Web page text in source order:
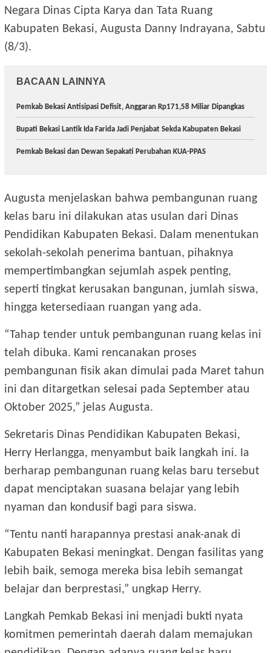
Negara Dinas Cipta Karya dan Tata Ruang
Kabupaten Bekasi, Augusta Danny Indrayana, Sabtu
(8/3).
BACAAN LAINNYA
Pemkab Bekasi Antisipasi Defisit, Anggaran Rp171,58 Miliar Dipangkas
Bupati Bekasi Lantik Ida Farida Jadi Penjabat Sekda Kabupaten Bekasi
Pemkab Bekasi dan Dewan Sepakati Perubahan KUA-PPAS
Augusta menjelaskan bahwa pembangunan ruang
kelas baru ini dilakukan atas usulan dari Dinas
Pendidikan Kabupaten Bekasi. Dalam menentukan
sekolah-sekolah penerima bantuan, pihaknya
mempertimbangkan sejumlah aspek penting,
seperti tingkat kerusakan bangunan, jumlah siswa,
hingga ketersediaan ruangan yang ada.
“Tahap tender untuk pembangunan ruang kelas ini
telah dibuka. Kami rencanakan proses
pembangunan fisik akan dimulai pada Maret tahun
ini dan ditargetkan selesai pada September atau
Oktober 2025,” jelas Augusta.
Sekretaris Dinas Pendidikan Kabupaten Bekasi,
Herry Herlangga, menyambut baik langkah ini. Ia
berharap pembangunan ruang kelas baru tersebut
dapat menciptakan suasana belajar yang lebih
nyaman dan kondusif bagi para siswa.
“Tentu nanti harapannya prestasi anak-anak di
Kabupaten Bekasi meningkat. Dengan fasilitas yang
lebih baik, semoga mereka bisa lebih semangat
belajar dan berprestasi,” ungkap Herry.
Langkah Pemkab Bekasi ini menjadi bukti nyata
komitmen pemerintah daerah dalam memajukan